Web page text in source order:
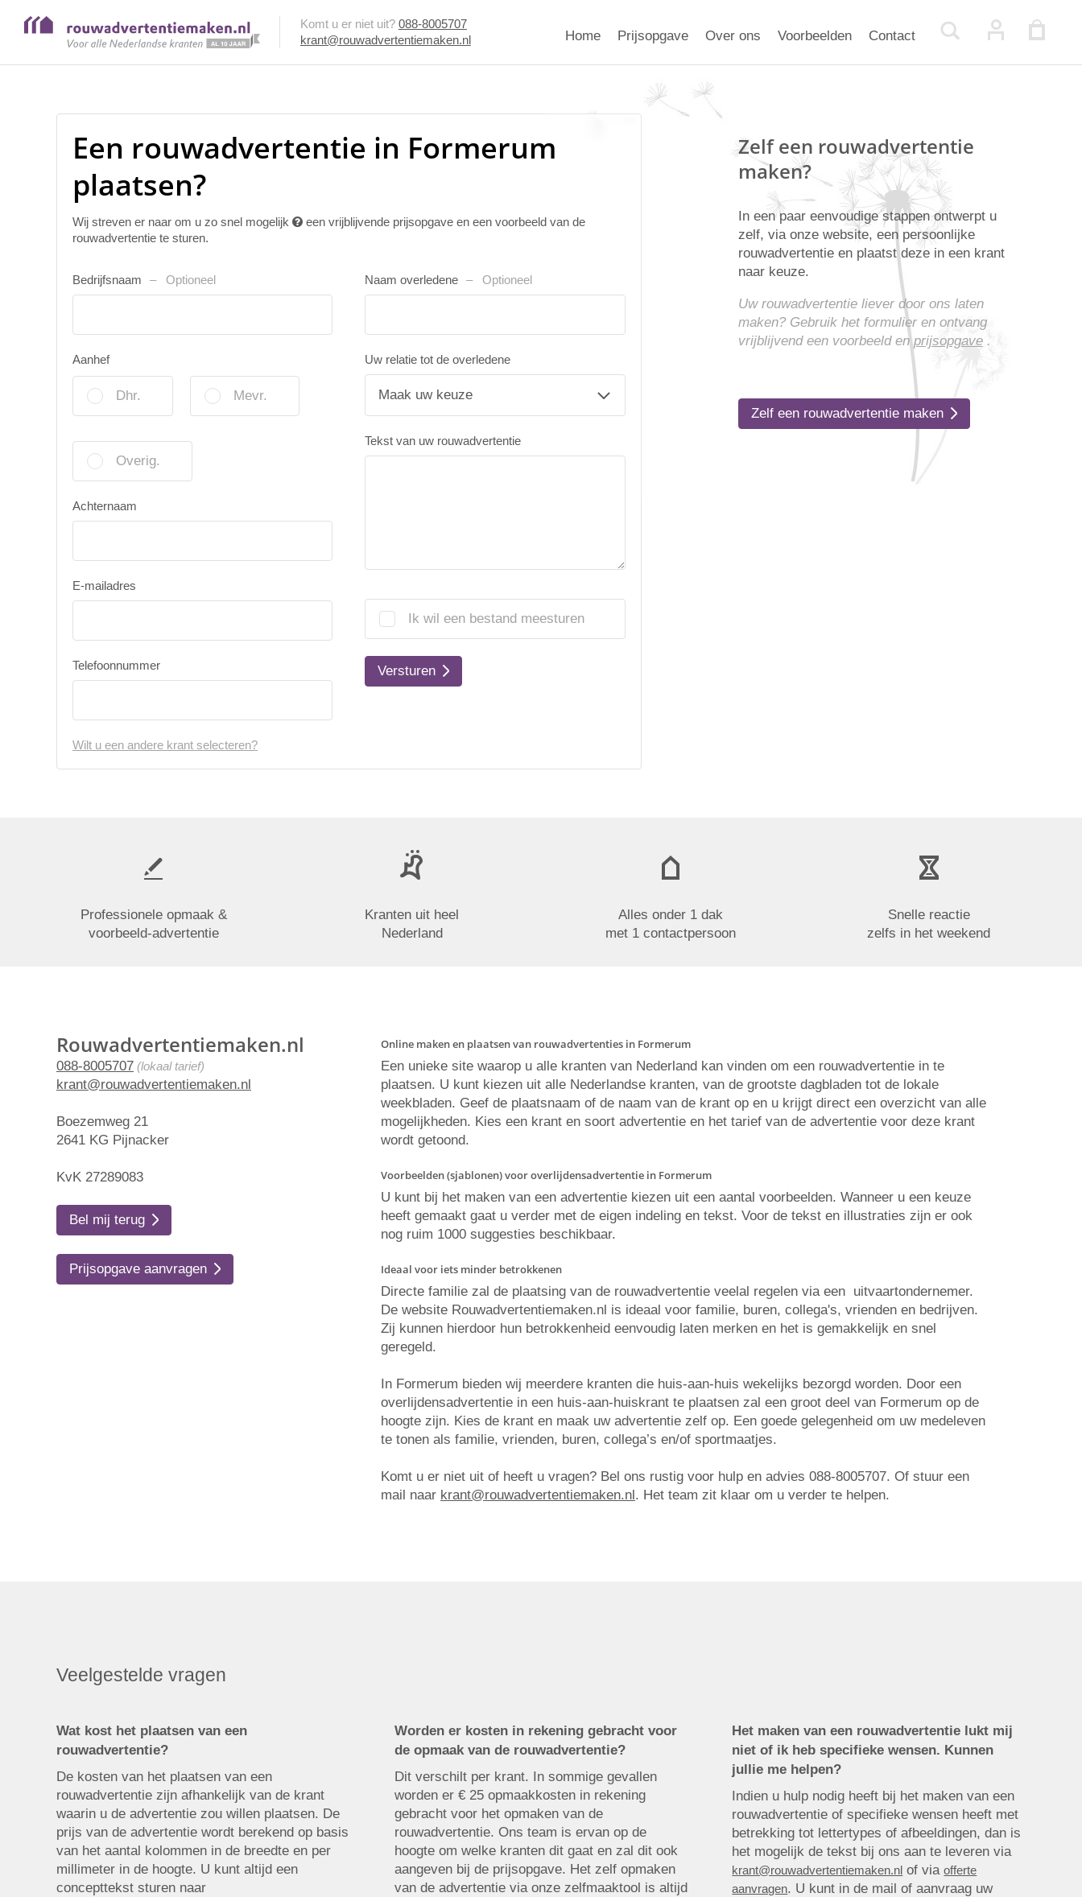
Komt u er niet uit? 088-8005707
krant@rouwadvertentiemaken.nl
Home Prijsopgave Over ons Voorbeelden Contact
Een rouwadvertentie in Formerum
plaatsen?
Wij streven er naar om u zo snel mogelijk
een vrijblijvende prijsopgave en een voorbeeld van de
rouwadvertentie te sturen.
Bedrijfsnaam Optioneel
Aanhef
Dhr. Mevr.
Overig.
Achternaam
E-mailadres
Telefoonnummer
Naam overledene Optioneel
Uw relatie tot de overledene
Tekst van uw rouwadvertentie
Ik wil een bestand meesturen
Versturen
Wilt u een andere krant selecteren?
Zelf een rouwadvertentie
maken?
In een paar eenvoudige stappen ontwerpt u
zelf, via onze website, een persoonlijke
rouwadvertentie en plaatst deze in een krant
naar keuze.
Uw rouwadvertentie liever door ons laten
maken? Gebruik het formulier en ontvang
vrijblijvend een voorbeeld enprijsopgave.
Zelf een rouwadvertentie maken
Professionele opmaak &
voorbeeld-advertentie
Kranten uit heel
Nederland
Alles onder 1 dak
met 1 contactpersoon
Snelle reactie
zelfs in het weekend
Rouwadvertentiemaken.nl
088-8005707 (lokaal tarief)
krant@rouwadvertentiemaken.nl
Boezemweg 21
2641 KG Pijnacker
KvK 27289083
Bel mij terug
Prijsopgave aanvragen
Online maken en plaatsen van rouwadvertenties in Formerum
Een unieke site waarop u alle kranten van Nederland kan vinden om een rouwadvertentie in te
plaatsen. U kunt kiezen uit alle Nederlandse kranten, van de grootste dagbladen tot de lokale
weekbladen. Geef de plaatsnaam of de naam van de krant op en u krijgt direct een overzicht van alle
mogelijkheden. Kies een krant en soort advertentie en het tarief van de advertentie voor deze krant
wordt getoond.
Voorbeelden (sjablonen) voor overlijdensadvertentie in Formerum
U kunt bij het maken van een advertentie kiezen uit een aantal voorbeelden. Wanneer u een keuze
heeft gemaakt gaat u verder met de eigen indeling en tekst. Voor de tekst en illustraties zijn er ook
nog ruim 1000 suggesties beschikbaar.
Ideaal voor iets minder betrokkenen
Directe familie zal de plaatsing van de rouwadvertentie veelal regelen via een uitvaartondernemer.
De website Rouwadvertentiemaken.nl is ideaal voor familie, buren, collega's, vrienden en bedrijven.
Zij kunnen hierdoor hun betrokkenheid eenvoudig laten merken en het is gemakkelijk en snel
geregeld.
In Formerum bieden wij meerdere kranten die huis-aan-huis wekelijks bezorgd worden. Door een
overlijdensadvertentie in een huis-aan-huiskrant te plaatsen zal een groot deel van Formerum op de
hoogte zijn. Kies de krant en maak uw advertentie zelf op. Een goede gelegenheid om uw medeleven
te tonen als familie, vrienden, buren, collega’s en/of sportmaatjes.
Komt u er niet uit of heeft u vragen? Bel ons rustig voor hulp en advies 088-8005707. Of stuur een
mail naar krant@rouwadvertentiemaken.nl. Het team zit klaar om u verder te helpen.
Veelgestelde vragen
Wat kost het plaatsen van een
rouwadvertentie?
De kosten van het plaatsen van een
rouwadvertentie zijn afhankelijk van de krant
waarin u de advertentie zou willen plaatsen. De
prijs van de advertentie wordt berekend op basis
van het aantal kolommen in de breedte en per
millimeter in de hoogte. U kunt altijd een
concepttekst sturen naar
Worden er kosten in rekening gebracht voor
de opmaak van de rouwadvertentie?
Dit verschilt per krant. In sommige gevallen
worden er € 25 opmaakkosten in rekening
gebracht voor het opmaken van de
rouwadvertentie. Ons team is ervan op de
hoogte om welke kranten dit gaat en zal dit ook
aangeven bij de prijsopgave. Het zelf opmaken
van de advertentie via onze zelfmaaktool is altijd
Het maken van een rouwadvertentie lukt mij
niet of ik heb specifieke wensen. Kunnen
jullie me helpen?
Indien u hulp nodig heeft bij het maken van een
rouwadvertentie of specifieke wensen heeft met
betrekking tot lettertypes of afbeeldingen, dan is
het mogelijk de tekst bij ons aan te leveren via
krant@rouwadvertentiemaken.nl of viaofferte
aanvragen. U kunt in de mail of aanvraag uw